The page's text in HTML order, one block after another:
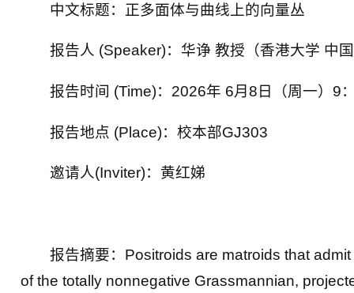
中文标题： 正多面体与曲线上的向量丛
报告人 (Speaker)：华诤 教授（香港大学 中
报告时间 (Time)：2026年 6月8日（周一）9
报告地点 (Place)：校本部GJ303
邀请人(Inviter)：黄红娣
报告摘要：Positroids are matroids that
of the totally nonnegative Grassmannian,